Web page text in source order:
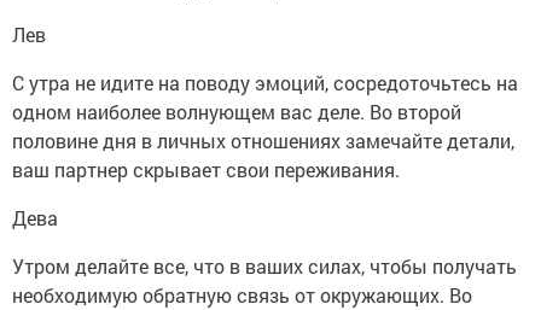
Лев
С утра не идите на поводу эмоций, сосредоточьтесь на
одном наиболее волнующем вас деле. Во второй
половине дня в личных отношениях замечайте детали,
ваш партнер скрывает свои переживания.
Дева
Утром делайте все, что в ваших силах, чтобы получать
необходимую обратную связь от окружающих. Во